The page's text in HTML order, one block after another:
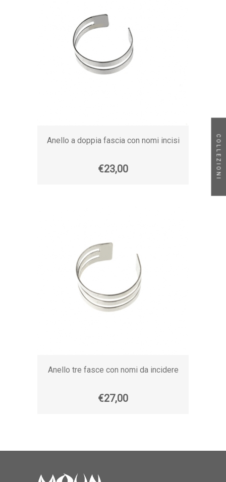
COLLEZIONI
Anello a doppia fascia con nomi incisi
€23,00
Anello tre fasce con nomi da incidere
€27,00